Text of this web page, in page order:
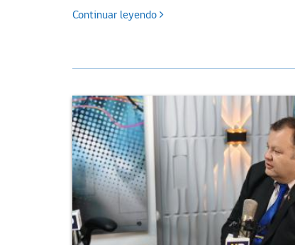
Continuar leyendo